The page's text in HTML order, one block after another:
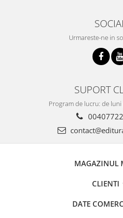
Urmareste-ne in
SUPORT
Program de lucru: de
MAGAZINUL
CLIENTI
DATE